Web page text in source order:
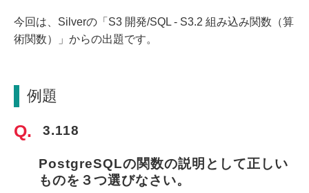
今回は、Silverの「S3 開発/SQL - S3.2 組み込み関数（算
術関数）」からの出題です。
例題
3.118
PostgreSQLの関数の説明として正しい
ものを３つ選びなさい。